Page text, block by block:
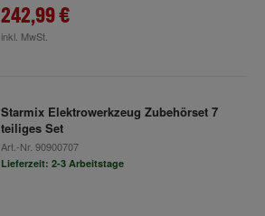
242,99 €
inkl. MwSt.
Starmix Elektrowerkzeug Zubehörset 7
teiliges Set
Art.-Nr. 90900707
Lieferzeit: 2-3 Arbeitstage